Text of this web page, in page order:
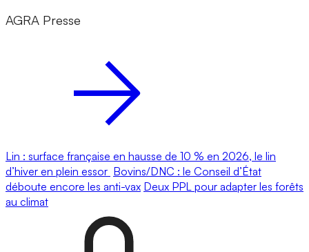
AGRA Presse
Lin : surface française en hausse de 10 % en 2026, le lin
d’hiver en plein essor Bovins/DNC : le Conseil d’État
déboute encore les anti-vax Deux PPL pour adapter les forêts
au climat